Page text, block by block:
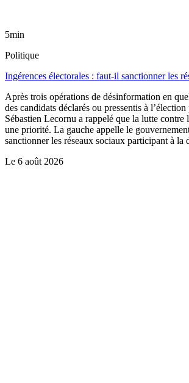
5min
Politique
Ingérences électorales : faut-il sanctionner les
Après trois opérations de désinformation en
des candidats déclarés ou pressentis à
Sébastien Lecornu a rappelé que la lutte contre
une priorité. La gauche appelle le
sanctionner les réseaux sociaux participant à la
Le 6 août 2026